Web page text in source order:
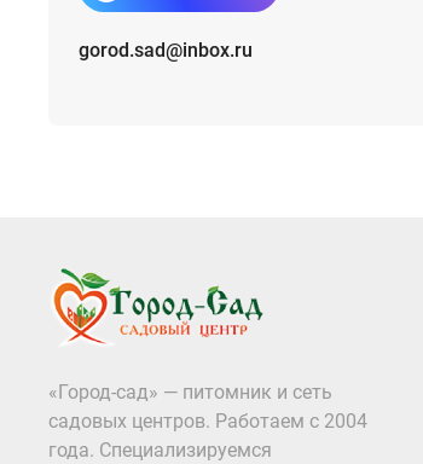
gorod.sad@inbox.ru
«Город-сад» — питомник и сеть
садовых центров. Работаем с 2004
года. Специализируемся